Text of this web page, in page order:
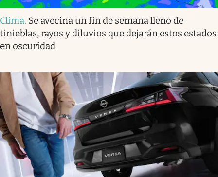
Clima. Se avecina un fin de semana lleno de
tinieblas, rayos y diluvios que dejarán estos estados
en oscuridad